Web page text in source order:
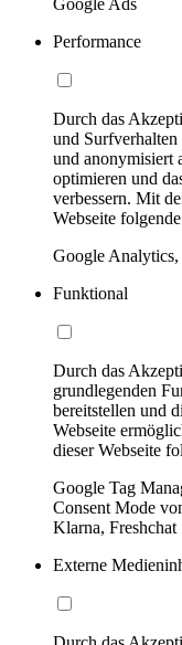
Performance
Durch das
und Surfverhalten
und anonymisiert
optimieren und
verbessern. Mit
Webseite
Google
Funktional
Durch das
grundlegenden
bereitstellen und
Webseite
dieser Webseite
Google Tag
Consent Mode
Klarna, Freshchat
Externe